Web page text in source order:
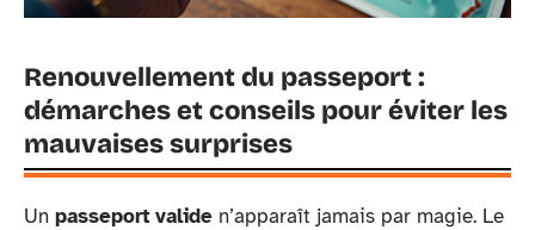
Renouvellement du passeport :
démarches et conseils pour éviter les
mauvaises surprises
Un passeport valide n’apparaît jamais par magie. Le